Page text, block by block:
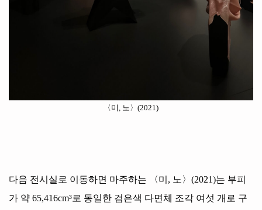
〈 미 노 〉 (2021)
다음 전시실로 이동하면 마주하는 〈미 , 노 〉 (2021)는 부피
가 약 65,416cm³로 동일한 검은색 다면체 조각 여섯 개로 구